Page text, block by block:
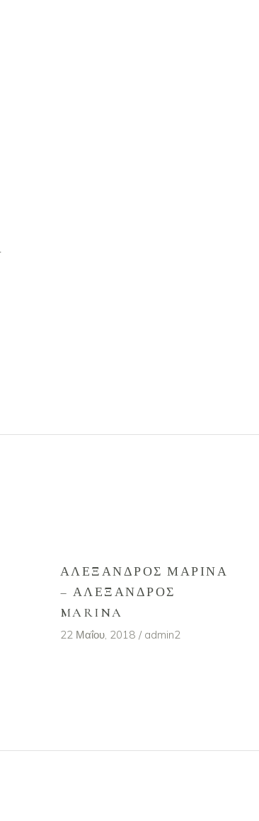
ΑΛΈΞΑΝΔΡΟΣ ΜΑΡΊΝΑ
– ΑΛΈΞΑΝΔΡΟΣ
MARINA
22 Μαΐου, 2018 admin2